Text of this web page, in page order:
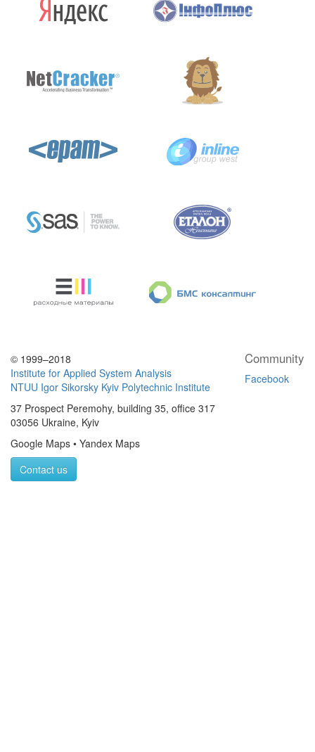
© 1999–2018
Institute for Applied System Analysis
NTUU Igor Sikorsky Kyiv Polytechnic Institute
37 Prospect Peremohy, building 35, office 317
03056 Ukraine, Kyiv
Google Maps • Yandex Maps
Contact us
Community
Facebook